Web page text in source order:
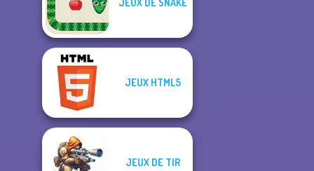
JEUX DE SNAKE
JEUX HTML5
JEUX DE TIR